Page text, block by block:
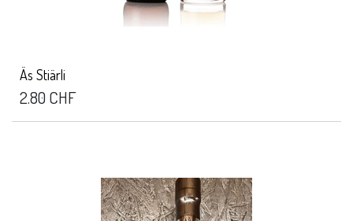
Äs Stiärli
2.80 CHF